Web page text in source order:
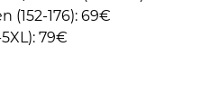
(152-176): 69€
79€